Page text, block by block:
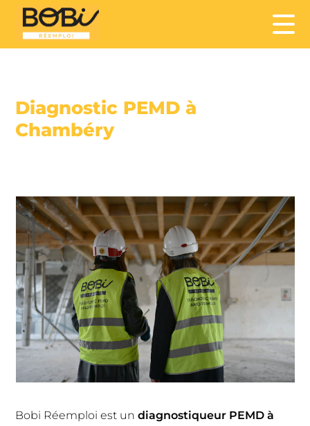
Diagnostic PEMD à
Chambéry
Bobi Réemploi est undiagnostiqueur PEMD à